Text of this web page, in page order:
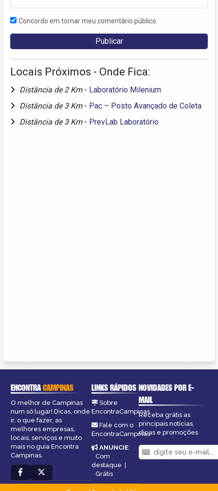
Concordo em tornar meu comentário público
Locais Próximos - Onde Fica:
Distância de 2 Km - Laboratório Milenium
Distância de 3 Km - Pac – Posto Avançado de Coleta
Distância de 3 Km - PrevLab Laboratório
ENCONTRACAMPINAS
O melhor de Campinas
num só lugar! Dicas, onde
ir, o que fazer, as
melhores empresas,
locais, serviços e muito
mais no guia Encontra
Campinas.
LINKS RÁPIDOS
Sobre
EncontraCampinas
Fale com o
EncontraCampinas
ANUNCIE:
Com
destaque |
Grátis
NOVIDADES POR E-
MAIL
Receba grátis as
principais notícias,
dicas e promoções